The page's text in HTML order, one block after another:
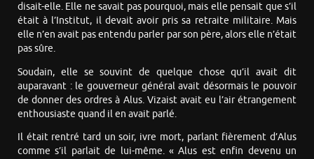
disait-elle. Elle ne savait pas pourquoi, mais elle pensait que s’il
était à l’Institut, il devait avoir pris sa retraite militaire. Mais
elle n’en avait pas entendu parler par son père, alors elle n’était
pas sûre.
Soudain, elle se souvint de quelque chose qu’il avait dit
auparavant : le gouverneur général avait désormais le pouvoir
de donner des ordres à Alus. Vizaist avait eu l’air étrangement
enthousiaste quand il en avait parlé.
Il était rentré tard un soir, ivre mort, parlant fièrement d’Alus
comme s’il parlait de lui-même. « Alus est enfin devenu un